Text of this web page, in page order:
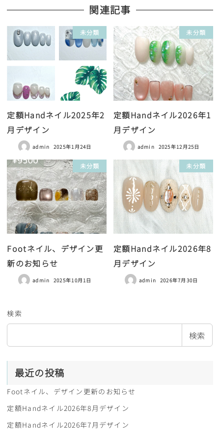
関連記事
未分類
定額Handネイル2025年2
月デザイン
admin 2025年1月24日
未分類
定額Handネイル2026年1
月デザイン
admin 2025年12月25日
未分類
Footネイル、デザイン更
新のお知らせ
admin 2025年10月1日
未分類
定額Handネイル2026年8
月デザイン
admin 2026年7月30日
検索
検索
最近の投稿
Footネイル、デザイン更新のお知らせ
定額Handネイル2026年8月デザイン
定額Handネイル2026年7月デザイン